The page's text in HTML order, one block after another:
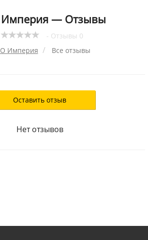
— Отзывы
- Отзывы 0
Империя
Все отзывы
Оставить отзыв
Нет отзывов